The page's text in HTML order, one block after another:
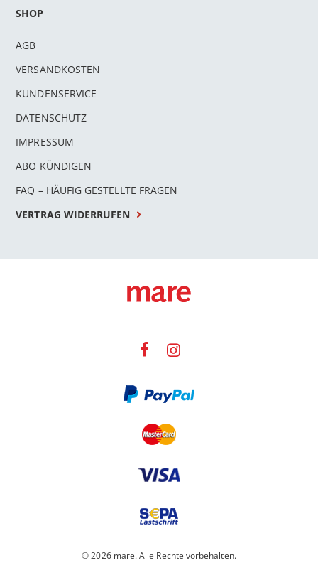
SHOP
AGB
VERSANDKOSTEN
KUNDENSERVICE
DATENSCHUTZ
IMPRESSUM
ABO KÜNDIGEN
FAQ – HÄUFIG GESTELLTE FRAGEN
VERTRAG WIDERRUFEN
© 2026 mare. Alle Rechte vorbehalten.